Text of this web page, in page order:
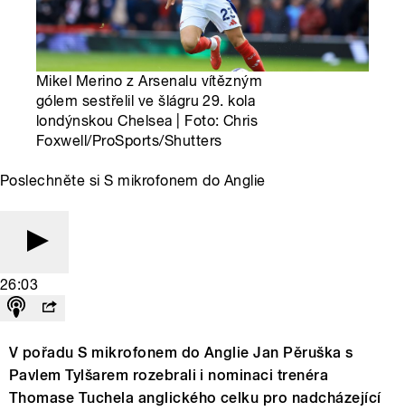
Mikel Merino z Arsenalu vítězným
gólem sestřelil ve šlágru 29. kola
londýnskou Chelsea | Foto: Chris
Foxwell/ProSports/Shutters
Poslechněte si S mikrofonem do Anglie
26:03
V pořadu S mikrofonem do Anglie Jan Pěruška s
Pavlem Tylšarem rozebrali i nominaci trenéra
Thomase Tuchela anglického celku pro nadcházející